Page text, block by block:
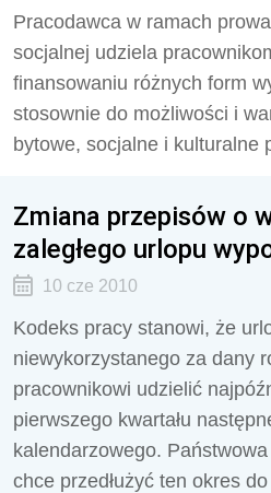
Pracodawca w ramach
socjalnej udziela
finansowaniu różnych form
stosownie do możliwości i
bytowe, socjalne i kulturalne
Zmiana przepisów o
zaległego urlopu
10 cze 2010
Kodeks pracy stanowi, że
niewykorzystanego za dany
pracownikowi udzielić
pierwszego kwartału
kalendarzowego.
chce przedłużyć ten okres